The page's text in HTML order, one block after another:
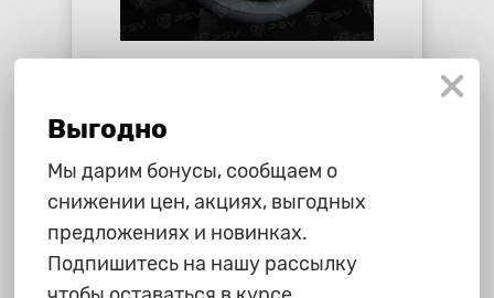
star_borderstar_borderstar_borderstar_borderstar_border
- +
Выгодно
Мы дарим бонусы, сообщаем о
снижении цен, акциях, выгодных
предложениях и новинках.
Подпишитесь на нашу рассылку